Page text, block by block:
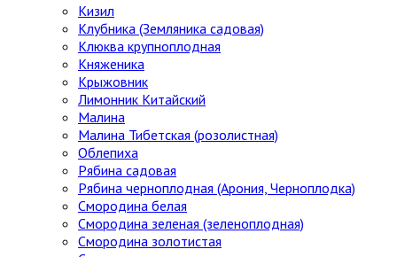
Кизил
Клубника (Земляника садовая)
Клюква крупноплодная
Княженика
Крыжовник
Лимонник Китайский
Малина
Малина Тибетская (розолистная)
Облепиха
Рябина садовая
Рябина черноплодная (Арония, Черноплодка)
Смородина белая
Смородина зеленая (зеленоплодная)
Смородина золотистая